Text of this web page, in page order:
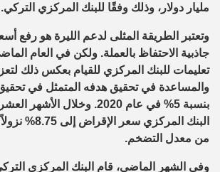
مليار دولار، وذلك وفقًا للبنك المركزي التركي.
وتعتبر الطريقة المثلى لدعم الليرة هو رفع
جاذبية الاحتفاظ بالعملة. ولكن في العام
تعليمات للبنك المركزي للقيام بعكس ذلك
والمساعدة في تحقيق هدفه المتمثل في
بنسبة 5
% في عام 2 020. وخلال الأشهر العشرة الماضي
البنك المركزي سعر الإقراض إلى 8.75
% نزولاً
من معدل التضخم.
وفي الشهر الماضي، قام البنك المركزي